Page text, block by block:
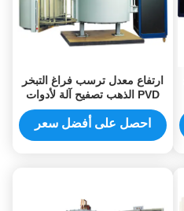
ارتفاع معدل ترسب فراغ التبخر
PVD الذهب تصفيح آلة لأدوات
المائدة البلاستيكية
احصل على أفضل سعر